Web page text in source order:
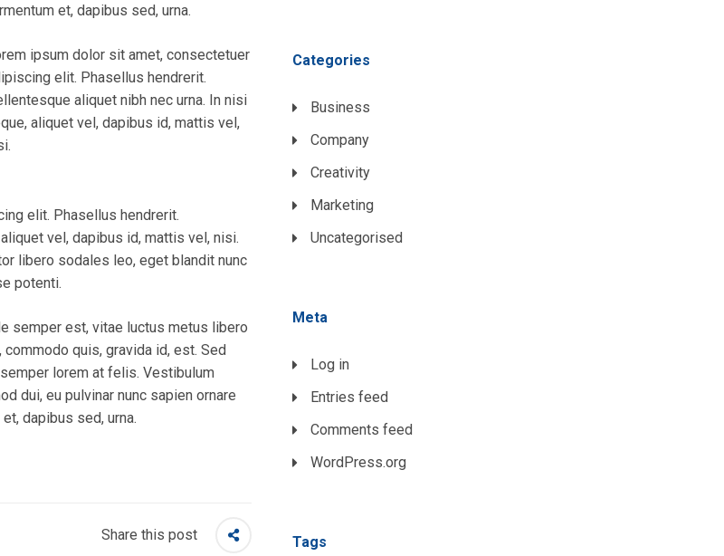
et, dapibus sed, urna.
ipsum dolor sit amet, consectetuer
elit. Phasellus hendrerit.
aliquet nibh nec urna. In nisi
aliquet vel, dapibus id, mattis vel,
elit. Phasellus hendrerit.
vel, dapibus id, mattis vel, nisi.
libero sodales leo, eget blandit nunc
potenti.
semper est, vitae luctus metus libero
quis, gravida id, est. Sed
lorem at felis. Vestibulum
dui, eu pulvinar nunc sapien ornare
dapibus sed, urna.
Share this post
Categories
Business
Company
Creativity
Marketing
Uncategorised
Meta
Log in
Entries feed
Comments feed
WordPress.org
Tags